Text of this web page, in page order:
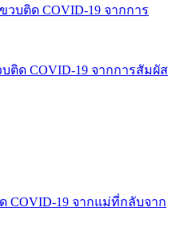
ติด COVID-19 จากการสัมผัส